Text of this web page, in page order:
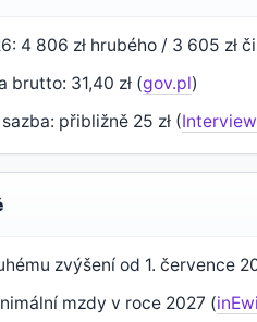
4 806 zł hrubého / 3 605 zł
brutto: 31,40 zł (gov.pl)
přibližně 25 zł (
zvýšení od 1. července
mzdy v roce 2027 (